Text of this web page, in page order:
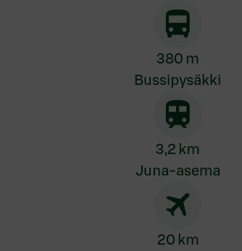
380 m
Bussipysäkki
3,2 km
Juna-asema
20 km